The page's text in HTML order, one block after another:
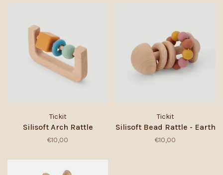
Tickit
Silisoft Arch Rattle
€10,00
Tickit
Silisoft Bead Rattle - Earth
€10,00